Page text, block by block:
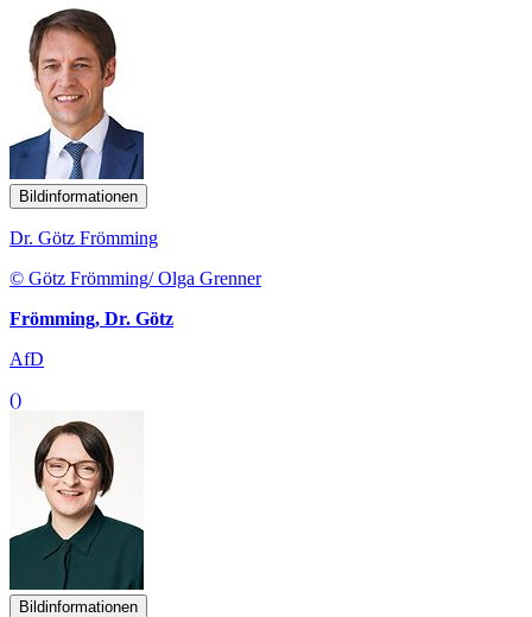
Bildinformationen
Dr. Götz Frömming
© Götz Frömming/ Olga Grenner
Frömming, Dr. Götz
AfD
()
Bildinformationen